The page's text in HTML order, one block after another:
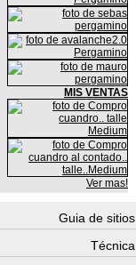
MIS VENTAS
Ver mas!
Guia de sitios
Técnica